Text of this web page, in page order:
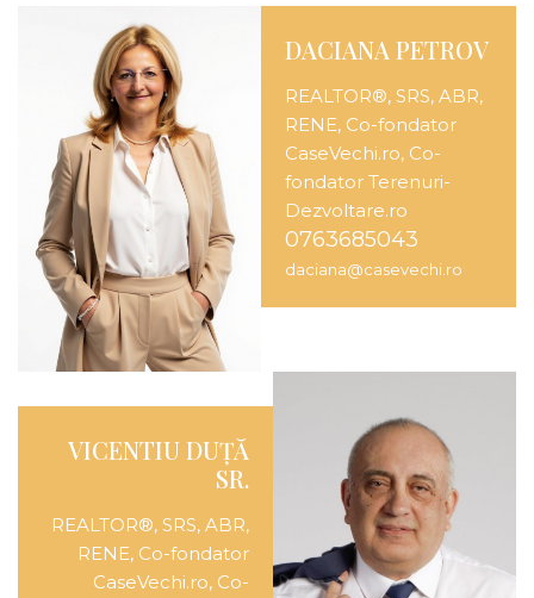
DACIANA PETROV
REALTOR®️, SRS, ABR,
RENE, Co-fondator
CaseVechi.ro, Co-
fondator Terenuri-
Dezvoltare.ro
0763685043
daciana@casevechi.ro
VICENTIU DUȚĂ
SR.
REALTOR®️, SRS, ABR,
RENE, Co-fondator
CaseVechi.ro, Co-